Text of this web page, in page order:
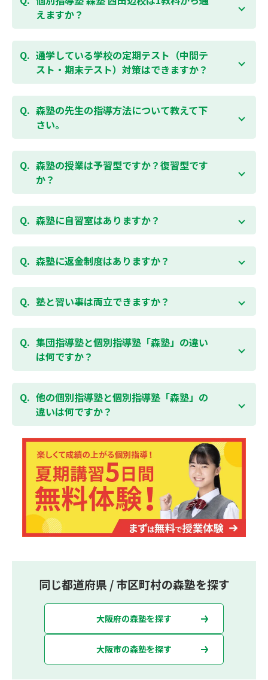
ップを目的としたコースとなっております。その他、
小学生用の英検®対策や、基礎学力を身につけるDOJO
細は校舎にお問合わせください。
お問合わせはこちら
えますか？
はい、1教科、週1日から受講いただけます。自分から
勉強できる習慣をつけるために最初は1から2教科での
受講をおすすめしております。まずはお気軽にご相談
ください。
ご相談（お問合わせ）はこちら
通学している学校の定期テスト（中間テ
スト・期末テスト）対策はできますか？
お子様お一人おひとりの学校進度やテスト範囲にあわ
せて授業をすすめますので、定期テスト対策に繋がり
ます。森塾では、テスト直前に自分の予定にあわせ
て、テスト対策授業の追加ができます。 受講中の科目
ど）も可能です。 普段忙しくてなかなか手が回らない
科目も、テスト前に集中して対策できると好評です。
森塾の先生の指導方法について教えて下
さい。
「質量ともに日本一」と自負する研修制度を受け、知
識や教え方を習得した先生が、一人ひとりの能力、個
性に合わせて個別指導いたします。先生とお子様の相
性を大切にするために、相性が合わなければ先生変更
森塾の授業は予習型ですか？復習型です
か？
春期・夏期等の講習以外では森塾の授業は学校で習っ
たところを教える「復習型授業」ではなく、塾で習っ
のが楽しくなります。
勉強が楽しくなるとテストの成績が上がり、テストの
様の成績アップを目指しましょう！まずは無料授業体
験を！
無料体験はこちら
森塾に自習室はありますか？
各校舎に完備しています。
空いている時間があれば、学校の授業の予習や宿題、
森塾に返金制度はありますか？
森塾では保護者様に「安心して」入塾をご検討いただ
くために、ご入塾後4回授業を受けられるまでに入塾
「全額」を返金させていただく「返金制度」をご用意
しております。
塾と習い事は両立できますか？
森塾は個別指導ですので、時間や曜日を自由に選択す
ることができます。そのため、部活やすでにお通いの
習い事などと無理なく両立することができます。
集団指導塾と個別指導塾「森塾」の違い
は何ですか？
集団指導塾は多人数の生徒に対して授業を行う学校の
授業と似たスタイルでの指導となりますが、個別指導
塾の森塾は一人ひとりの学習スピードに合わせて個別
に指導します。
他の個別指導塾と個別指導塾「森塾」の
違いは何ですか？
個別指導塾の森塾は、「先生1人に生徒2人まで」の個
別指導で、「1科目＋20点の成績保証」が大評判の塾
です。しかも、「保護者様にも安心の授業料」で、多
くの保護者様からご好評いただいております。
同じ都道府県 / 市区町村の森塾を探す
大阪府の森塾を探す
大阪市の森塾を探す